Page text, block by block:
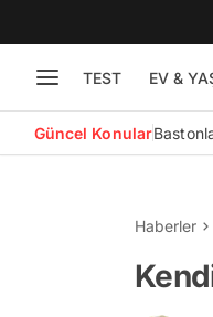
TEST EV &
Güncel Konular
Haberler